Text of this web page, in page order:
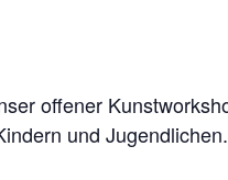
offener
und